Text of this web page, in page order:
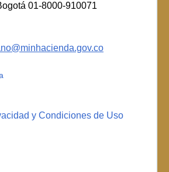
01-8000-910071
y Condiciones de Uso